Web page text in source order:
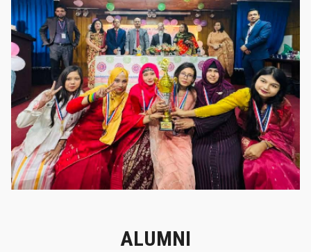
গৌরবের মুহূর্ত
গৌরবের মুহূর্ত
ALUMNI